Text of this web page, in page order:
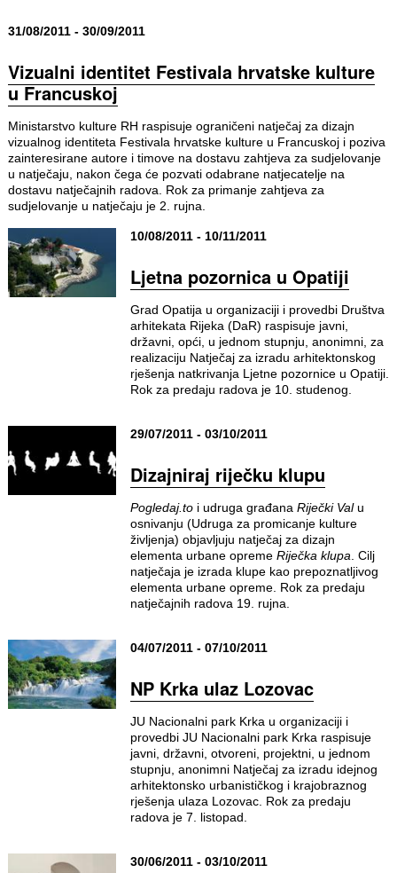
31/08/2011 - 30/09/2011
Vizualni identitet Festivala hrvatske kulture
u Francuskoj
Ministarstvo kulture RH raspisuje ograničeni natječaj za dizajn
vizualnog identiteta Festivala hrvatske kulture u Francuskoj i poziva
zainteresirane autore i timove na dostavu zahtjeva za sudjelovanje
u natječaju, nakon čega će pozvati odabrane natjecatelje na
dostavu natječajnih radova. Rok za primanje zahtjeva za
sudjelovanje u natječaju je 2. rujna.
10/08/2011 - 10/11/2011
Ljetna pozornica u Opatiji
Grad Opatija u organizaciji i provedbi Društva
arhitekata Rijeka (DaR) raspisuje javni,
državni, opći, u jednom stupnju, anonimni, za
realizaciju Natječaj za izradu arhitektonskog
rješenja natkrivanja Ljetne pozornice u Opatiji.
Rok za predaju radova je 10. studenog.
29/07/2011 - 03/10/2011
Dizajniraj riječku klupu
Pogledaj.toi udruga građana Riječki Valu
osnivanju (Udruga za promicanje kulture
življenja) objavljuju natječaj za dizajn
elementa urbane opreme Riječka klupa . Cilj
natječaja je izrada klupe kao prepoznatljivog
elementa urbane opreme. Rok za predaju
natječajnih radova 19. rujna.
04/07/2011 - 07/10/2011
NP Krka ulaz Lozovac
JU Nacionalni park Krka u organizaciji i
provedbi JU Nacionalni park Krka raspisuje
javni, državni, otvoreni, projektni, u jednom
stupnju, anonimni Natječaj za izradu idejnog
arhitektonsko urbanističkog i krajobraznog
rješenja ulaza Lozovac. Rok za predaju
radova je 7. listopad.
30/06/2011 - 03/10/2011